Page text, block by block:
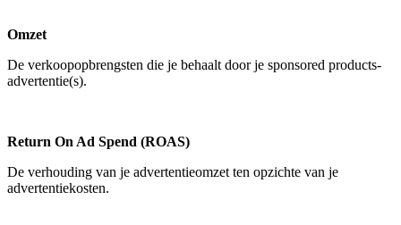
Omzet
De verkoopopbrengsten die je behaalt door je sponsored products-
advertentie(s).
Return On Ad Spend (ROAS)
De verhouding van je advertentieomzet ten opzichte van je
advertentiekosten.